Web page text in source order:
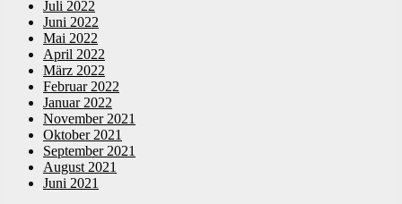
Juli 2022
Juni 2022
Mai 2022
April 2022
März 2022
Februar 2022
Januar 2022
November 2021
Oktober 2021
September 2021
August 2021
Juni 2021